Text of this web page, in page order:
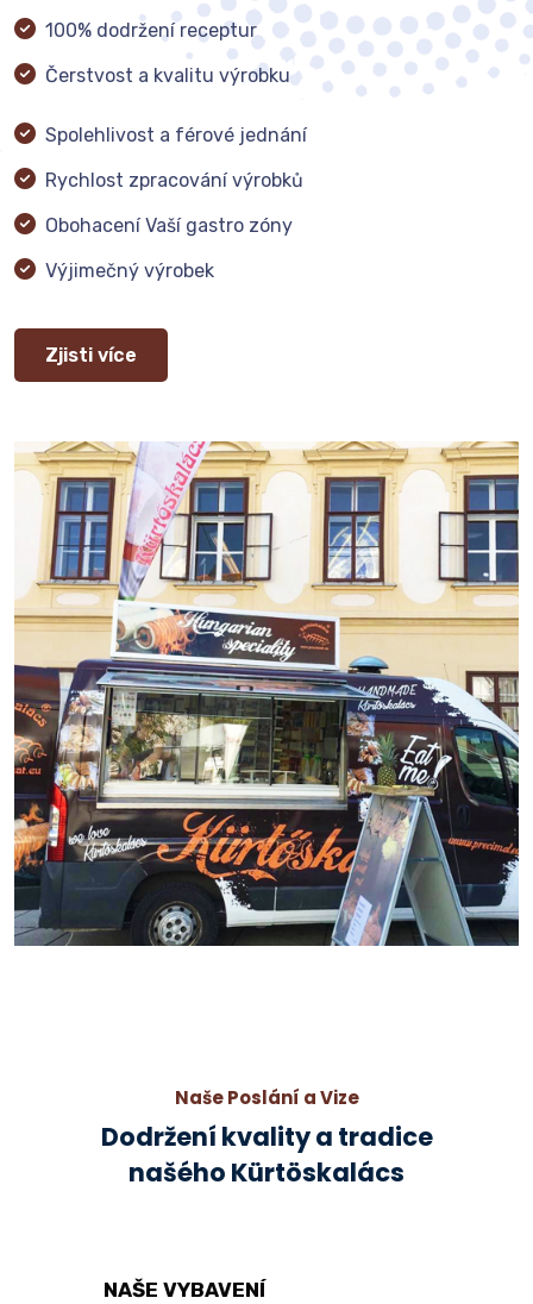
100% dodržení receptur
Čerstvost a kvalitu výrobku
Spolehlivost a férové jednání
Rychlost zpracování výrobků
Obohacení Vaší gastro zóny
Výjimečný výrobek
Zjisti více
Naše Poslání a Vize
Dodržení kvality a tradice
našého Kürtöskalács
NAŠE VYBAVENÍ